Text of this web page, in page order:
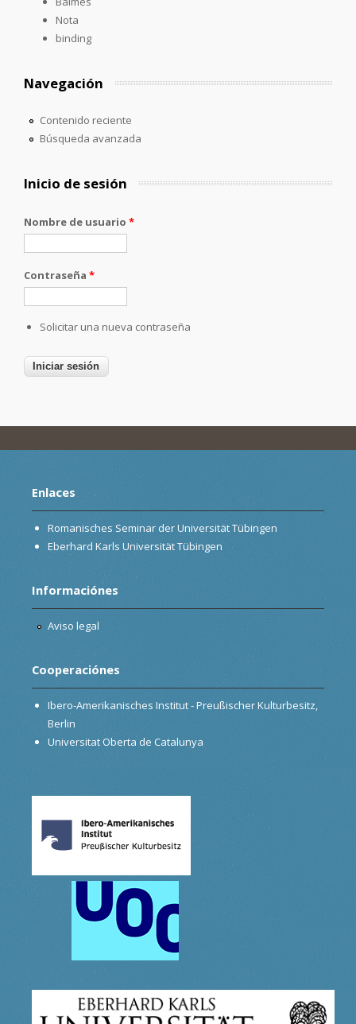
Nota
binding
Navegación
Contenido reciente
Búsqueda avanzada
Inicio de sesión
Nombre de usuario *
Contraseña *
Solicitar una nueva contraseña
Enlaces
Romanisches Seminar der Universität Tübingen
Eberhard Karls Universität Tübingen
Informaciónes
Aviso legal
Cooperaciónes
Ibero-Amerikanisches Institut - Preußischer Kulturbesitz,
Berlin
Universitat Oberta de Catalunya